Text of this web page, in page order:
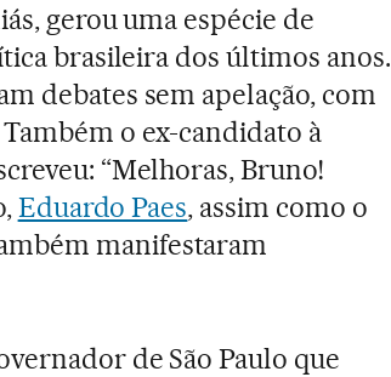
gerou uma espécie de
brasileira dos últimos anos.
debates sem apelação, com
o ex-candidato à
“Melhoras, Bruno!
Eduardo Paes, assim como o
manifestaram
de São Paulo que